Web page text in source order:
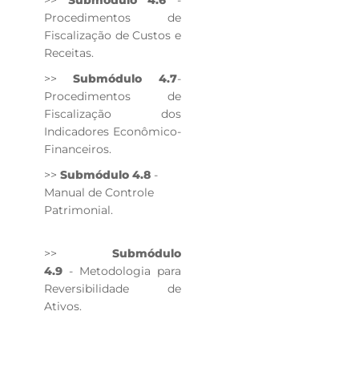
Procedimentos de
Fiscalização de Custos e
Receitas.
>>Submódulo 4.7-
Procedimentos de
Fiscalização dos
Indicadores Econômico-
Financeiros.
>> Submódulo 4.8 -
Manual de Controle
Patrimonial.
>> Submódulo
4.9 - Metodologia para
Reversibilidade de
Ativos.​